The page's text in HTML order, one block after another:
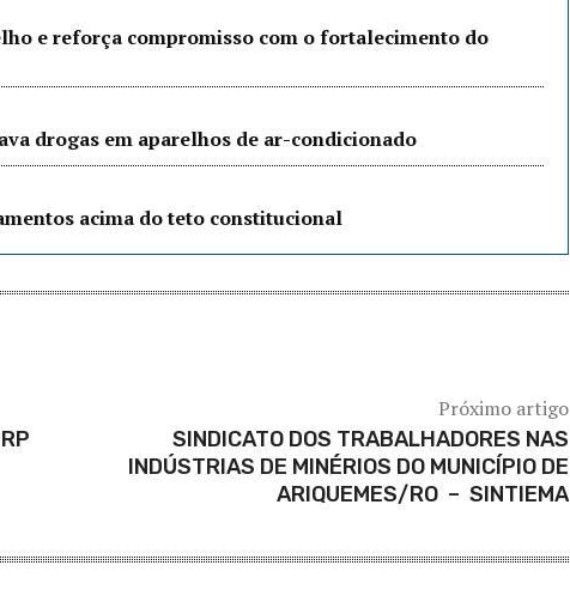
e reforça compromisso com o fortalecimento do
drogas em aparelhos de ar-condicionado
acima do teto constitucional
Próximo artigo
SINDICATO DOS TRABALHADORES NAS
INDÚSTRIAS DE MINÉRIOS DO MUNICÍPIO DE
ARIQUEMES/RO – SINTIEMA